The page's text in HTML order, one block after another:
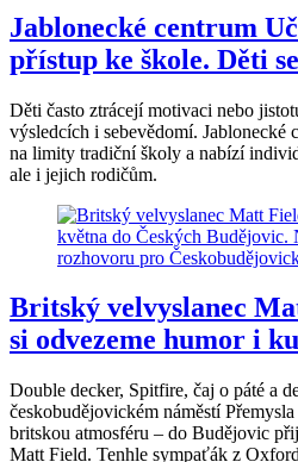
Jablonecké centrum
přístup ke škole. Děti
Děti často ztrácejí motivaci nebo
výsledcích i sebevědomí. Jablonecké
na limity tradiční školy a nabízí
ale i jejich rodičům.
Britský velvyslanec
si odvezeme humor i
Double decker, Spitfire, čaj o páté a
českobudějovickém náměstí
britskou atmosféru – do Budějovic
Matt Field. Tenhle sympaťák z